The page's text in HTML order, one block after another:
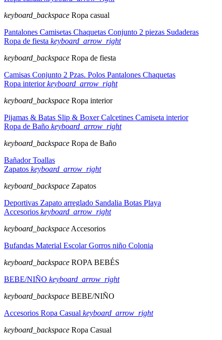
keyboard_backspace Ropa casual
Pantalones Camisetas Chaquetas Conjunto 2 piezas Sudaderas
Ropa de fiesta keyboard_arrow_right
keyboard_backspace Ropa de fiesta
Camisas Conjunto 2 Pzas. Polos Pantalones Chaquetas
Ropa interiorkeyboard_arrow_right
keyboard_backspace Ropa interior
Pijamas & Batas Slip & BoxerCalcetines Camiseta interior
Ropa de Baño keyboard_arrow_right
keyboard_backspace Ropa de Baño
BañadorToallas
Zapatos keyboard_arrow_right
keyboard_backspace Zapatos
Deportivas Zapato arreglado Sandalia Botas Playa
Accesorios keyboard_arrow_right
keyboard_backspace Accesorios
Bufandas Material EscolarGorros niño Colonia
keyboard_backspace ROPA BEBÉS
BEBE/NIÑO keyboard_arrow_right
keyboard_backspace BEBE/NIÑO
Accesorios Ropa Casual keyboard_arrow_right
keyboard_backspace Ropa Casual